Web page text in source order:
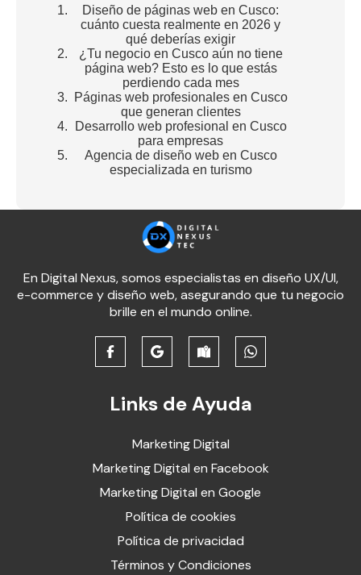
Diseño de páginas web en Cusco:
cuánto cuesta realmente en 2026 y
qué deberías exigir
¿Tu negocio en Cusco aún no tiene
página web? Esto es lo que estás
perdiendo cada mes
Páginas web profesionales en Cusco
que generan clientes
Desarrollo web profesional en Cusco
para empresas
Agencia de diseño web en Cusco
especializada en turismo
En Digital Nexus, somos especialistas en diseño UX/UI,
e-commerce y diseño web, asegurando que tu negocio
brille en el mundo online.
Links de Ayuda
Marketing Digital
Marketing Digital en Facebook
Marketing Digital en Google
Política de cookies
Política de privacidad
Términos y Condiciones